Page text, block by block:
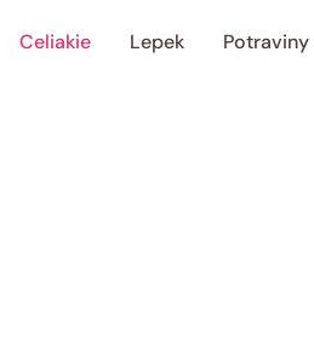
Celiakie Lepek Potraviny